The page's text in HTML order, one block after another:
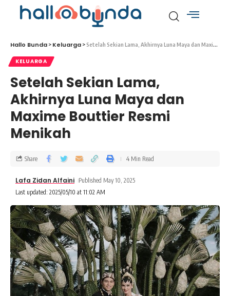
Hallo Bunda > Keluarga >Setelah Sekian Lama, Akhirnya Luna Maya dan Maxime Bouttier Resmi Menikah
KELUARGA
Setelah Sekian Lama,
Akhirnya Luna Maya dan
Maxime Bouttier Resmi
Menikah
Last updated: 2025/05/10 at 11:02 AM
Lafa Zidan Alfaini Published May 10, 2025
Share 4 Min Read